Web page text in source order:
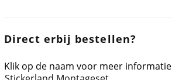
Direct erbij bestellen?
Klik op de naam voor meer informatie